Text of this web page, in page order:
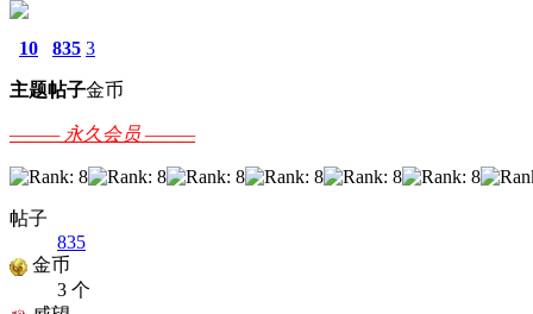
10
主题
835
帖子
3
金币
——— 永久会员 ———
帖子
835
金币
3 个